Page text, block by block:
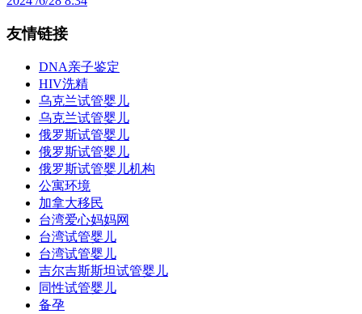
友情链接
DNA亲子鉴定
HIV洗精
乌克兰试管婴儿
乌克兰试管婴儿
俄罗斯试管婴儿
俄罗斯试管婴儿
俄罗斯试管婴儿机构
公寓环境
加拿大移民
台湾爱心妈妈网
台湾试管婴儿
台湾试管婴儿
吉尔吉斯斯坦试管婴儿
同性试管婴儿
备孕